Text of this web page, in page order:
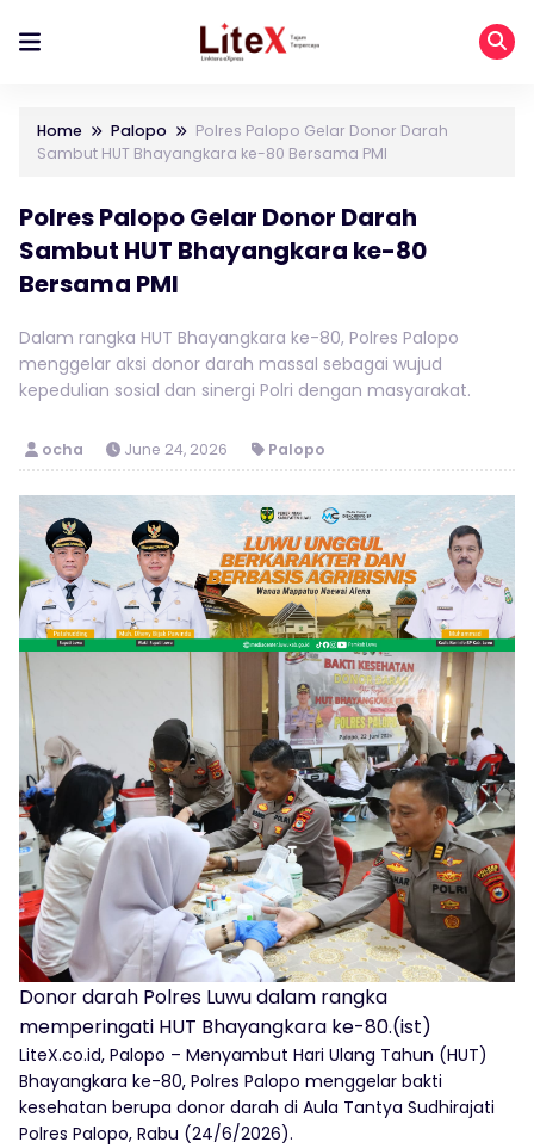
Home Palopo
Polres Palopo Gelar Donor Darah
Sambut HUT Bhayangkara ke-80 Bersama PMI
Polres Palopo Gelar Donor Darah
Sambut HUT Bhayangkara ke-80
Bersama PMI
Dalam rangka HUT Bhayangkara ke-80, Polres Palopo
menggelar aksi donor darah massal sebagai wujud
kepedulian sosial dan sinergi Polri dengan masyarakat.
ocha June 24, 2026 Palopo
Donor darah Polres Luwu dalam rangka
memperingati HUT Bhayangkara ke-80.(ist)
LiteX.co.id, Palopo – Menyambut Hari Ulang Tahun (HUT)
Bhayangkara ke-80, Polres Palopo menggelar bakti
kesehatan berupa donor darah di Aula Tantya Sudhirajati
Polres Palopo, Rabu (24/6/2026).